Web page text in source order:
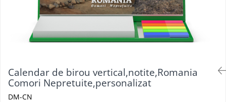
Calendar de birou vertical,notite,Romania
Comori Nepretuite,personalizat
DM-CN